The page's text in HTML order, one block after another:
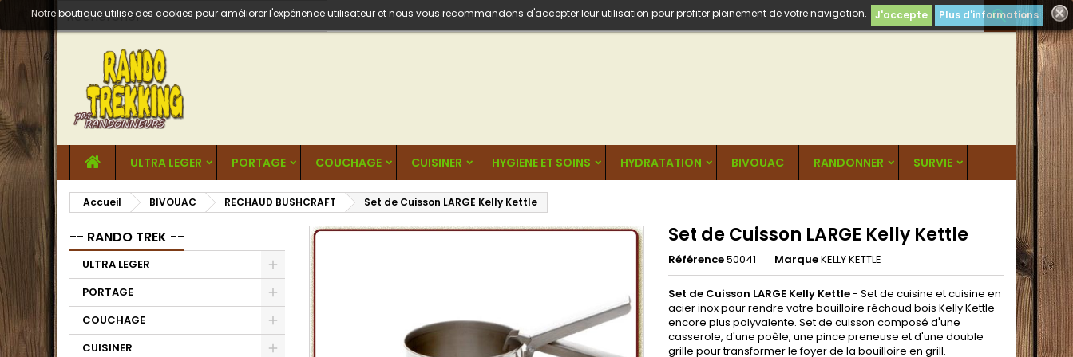

Notre boutique utilise des cookies pour améliorer l'expérience utilisateur et nous vous recommandons d'accepter leur utilisation pour profiter pleinement de votre navigation. J'accepte Plus d'informations
ULTRA LEGER PORTAGE COUCHAGE CUISINER HYGIENE ET SOINS HYDRATATION BIVOUAC RANDONNER SURVIE
Accueil BIVOUAC RECHAUD BUSHCRAFT Set de Cuisson LARGE Kelly Kettle
-- RANDO TREK --
ULTRA LEGER
PORTAGE
COUCHAGE
CUISINER
Set de Cuisson LARGE Kelly Kettle
Référence50041 MarqueKELLY KETTLE
Set de Cuisson LARGE Kelly Kettle- Set de cuisine et cuisine en
acier inox pour rendre votre bouilloire réchaud bois Kelly Kettle
encore plus polyvalente. Set de cuisson composé d'une
casserole, d'une poêle, une pince preneuse et d'une double
grille pour transformer le foyer de la bouilloire en grill.